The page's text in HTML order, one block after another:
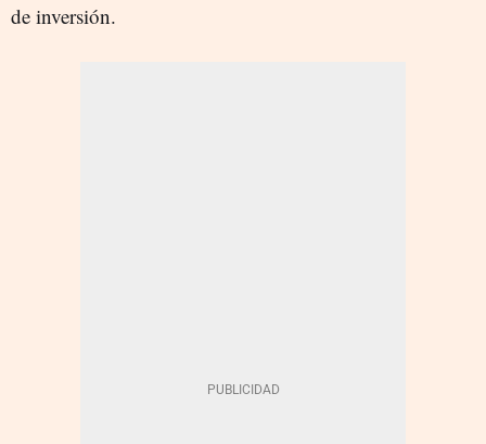
de inversión.